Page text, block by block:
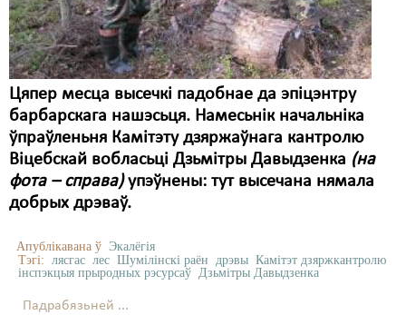
Цяпер месца высечкі падобнае да эпіцэнтру
барбарскага нашэсьця. Намесьнік начальніка
ўпраўленьня Камітэту дзяржаўнага кантролю
Віцебскай вобласьці Дзьмітры Давыдзенка (на
фота – справа)упэўнены: тут высечана нямала
добрых дрэваў.
Апублікавана ў Экалёгія
Тэгі: лясгас лес Шумілінскі раён дрэвы Камітэт дзяржкантролю
інспэкцыя прыродных рэсурсаў Дзьмітры Давыдзенка
Падрабязьней ...